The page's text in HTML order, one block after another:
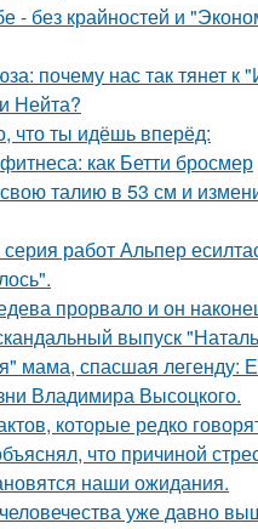
- без крайностей и
почему нас так тянет к
Нейта?
что ты идёшь вперёд:
как Бетти бросмер
талию в 53 см и
серия работ Альпер
прорвало и он
выпуск
мама, спасшая легенду:
Владимира Высоцкого.
которые редко
что причиной
наши ожидания.
уже давно